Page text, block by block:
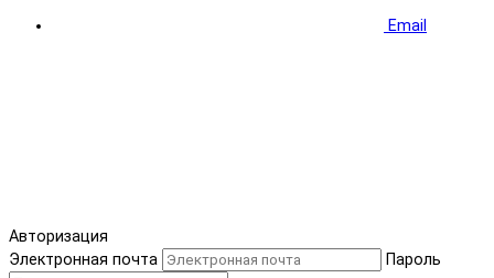
Email
Авторизация
Электронная почта
Пароль